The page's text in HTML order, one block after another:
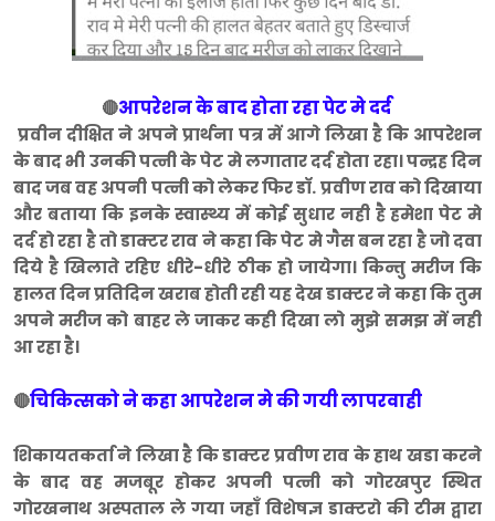
🔴आपरेशन के बाद होता रहा पेट मे दर्द
प्रवीन दीक्षित ने अपने प्रार्थना पत्र में आगे लिखा है कि आपरेशन
के बाद भी उनकी पत्नी के पेट मे लगातार दर्द होता रहा। पन्द्रह दिन
बाद जब वह अपनी पत्नी को लेकर फिर डाॅ. प्रवीण राव को दिखाया
और बताया कि इनके स्वास्थ्य में कोई सुधार नही है हमेशा पेट मे
दर्द हो रहा है तो डाक्टर राव ने कहा कि पेट मे गैस बन रहा है जो दवा
दिये है खिलाते रहिए धीरे-धीरे ठीक हो जायेगा। किन्तु मरीज कि
हालत दिन प्रतिदिन खराब होती रही यह देख डाक्टर ने कहा कि तुम
अपने मरीज को बाहर ले जाकर कही दिखा लो मुझे समझ में नही
आ रहा है।
🔴चिकित्सको ने कहा आपरेशन मे की गयी लापरवाही
शिकायतकर्ता ने लिखा है कि डाक्टर प्रवीण राव के हाथ खडा करने
के बाद वह मजबूर होकर अपनी पत्नी को गोरखपुर स्थित
गोरखनाथ अस्पताल ले गया जहाँ विशेषज्ञ डाक्टरो की टीम द्वारा